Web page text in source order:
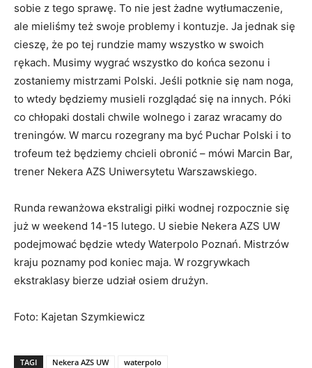
sobie z tego sprawę. To nie jest żadne wytłumaczenie,
ale mieliśmy też swoje problemy i kontuzje. Ja jednak się
cieszę, że po tej rundzie mamy wszystko w swoich
rękach. Musimy wygrać wszystko do końca sezonu i
zostaniemy mistrzami Polski. Jeśli potknie się nam noga,
to wtedy będziemy musieli rozglądać się na innych. Póki
co chłopaki dostali chwile wolnego i zaraz wracamy do
treningów. W marcu rozegrany ma być Puchar Polski i to
trofeum też będziemy chcieli obronić – mówi Marcin Bar,
trener Nekera AZS Uniwersytetu Warszawskiego.
Runda rewanżowa ekstraligi piłki wodnej rozpocznie się
już w weekend 14-15 lutego. U siebie Nekera AZS UW
podejmować będzie wtedy Waterpolo Poznań. Mistrzów
kraju poznamy pod koniec maja. W rozgrywkach
ekstraklasy bierze udział osiem drużyn.
Foto: Kajetan Szymkiewicz
TAGI Nekera AZS UW waterpolo